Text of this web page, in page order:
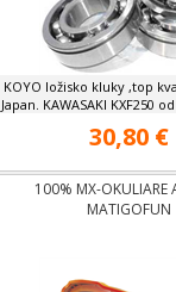
KOYO ložisko kluky ,top
Japan. KAWASAKI KXF250
30,80 €
100% MX-OKULIARE
MATIGOFUN